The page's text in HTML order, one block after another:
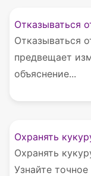
Отказываться
Отказываться
предвещает
объяснение...
Охранять
Охранять
Узнайте